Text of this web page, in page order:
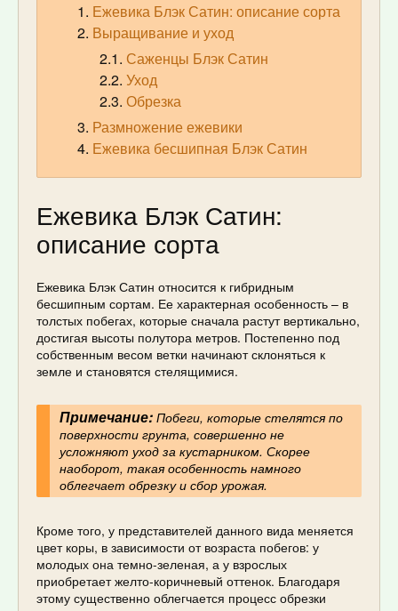
Ежевика Блэк Сатин: описание сорта
Выращивание и уход
Саженцы Блэк Сатин
Уход
Обрезка
Размножение ежевики
Ежевика бесшипная Блэк Сатин
Ежевика Блэк Сатин:
описание сорта
Ежевика Блэк Сатин относится к гибридным
бесшипным сортам. Ее характерная особенность – в
толстых побегах, которые сначала растут вертикально,
достигая высоты полутора метров. Постепенно под
собственным весом ветки начинают склоняться к
земле и становятся стелящимися.
Примечание:Побеги, которые стелятся по
поверхности грунта, совершенно не
усложняют уход за кустарником. Скорее
наоборот, такая особенность намного
облегчает обрезку и сбор урожая.
Кроме того, у представителей данного вида меняется
цвет коры, в зависимости от возраста побегов: у
молодых она темно-зеленая, а у взрослых
приобретает желто-коричневый оттенок. Благодаря
этому существенно облегчается процесс обрезки